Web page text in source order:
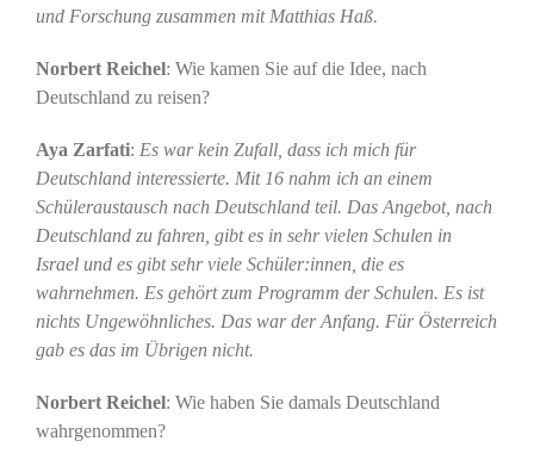
und Forschung zusammen mit Matthias Haß.
Norbert Reichel: Wie kamen Sie auf die Idee, nach
Deutschland zu reisen?
Aya Zarfati: Es war kein Zufall, dass ich mich für
Deutschland interessierte. Mit 16 nahm ich an einem
Schüleraustausch nach Deutschland teil. Das Angebot, nach
Deutschland zu fahren, gibt es in sehr vielen Schulen in
Israel und es gibt sehr viele Schüler:innen, die es
wahrnehmen. Es gehört zum Programm der Schulen. Es ist
nichts Ungewöhnliches. Das war der Anfang. Für Österreich
gab es das im Übrigen nicht.
Norbert Reichel: Wie haben Sie damals Deutschland
wahrgenommen?